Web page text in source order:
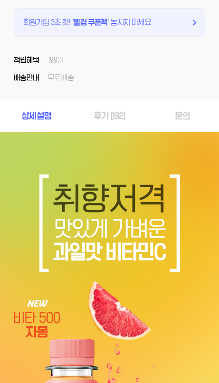
회원가입 3초 컷! '웰컴 쿠폰팩' 놓치지 마세요
적립혜택 199원
배송안내 무료배송
상세설명 후기 [192] 문의